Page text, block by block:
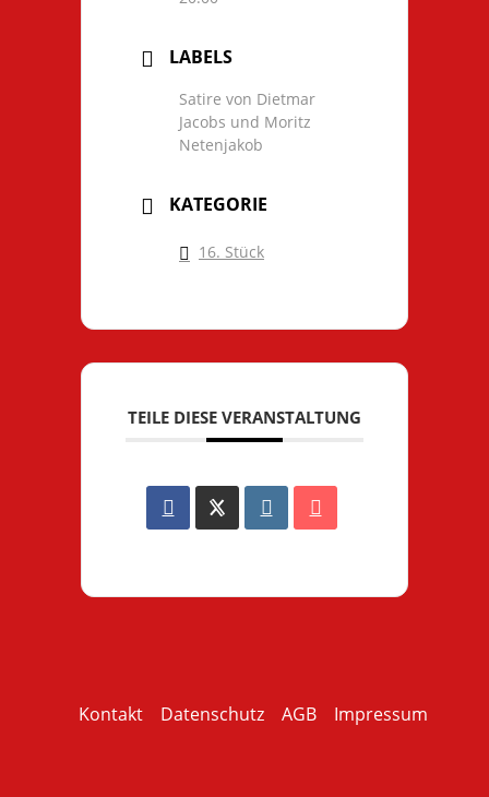
LABELS
Satire von Dietmar
Jacobs und Moritz
Netenjakob
KATEGORIE
16. Stück
TEILE DIESE VERANSTALTUNG
Kontakt Datenschutz AGB Impressum